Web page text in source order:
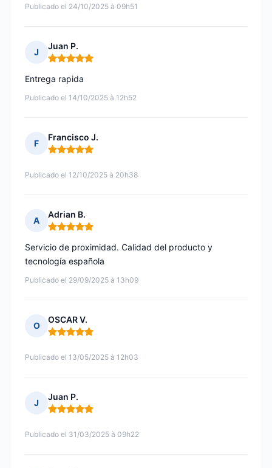
Publicado el 24/10/2025 à 09h51
J
Juan P.
Nota: 5 de 5
Publicado el 14/10/2025 à 12h52
Entrega rapida
F
Francisco J.
Nota: 5 de 5
Publicado el 12/10/2025 à 20h38
A
Adrian B.
Nota: 5 de 5
Publicado el 29/09/2025 à 13h09
Servicio de proximidad. Calidad del producto y
tecnología española
O
OSCAR V.
Nota: 5 de 5
Publicado el 13/05/2025 à 12h03
J
Juan P.
Nota: 5 de 5
Publicado el 31/03/2025 à 09h22